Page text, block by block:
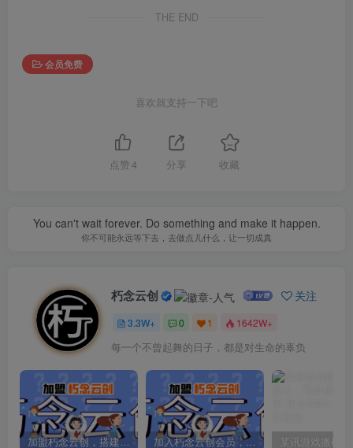
THE END
会员免费
喜欢就支持一下吧
点赞 4 分享 收藏
You can't wait forever. Do something and make it happen.
你不可能永远等下去，去做点儿什么，让一切成真
朽念云创 关注
3.3W+ 0 1 1642W+
每一个不曾起舞的日子，都是对生命的辜负
加盟朽念云创，搭建同款项目资源站，实现日入2000+ 加入朽念云创会员，全站资源免费学习。